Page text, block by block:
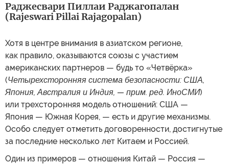
Раджесвари Пиллаи Раджагопалан
(Rajeswari Pillai Rajagopalan)
Хотя в центре внимания в азиатском регионе,
как правило, оказываются союзы с участием
американских партнеров — будь то «Четвёрка»
(Четырехсторонняя система безопасности: США,
Япония, Австралия и Индия, — прим. ред. ИноСМИ)
или трехсторонняя модель отношений: США —
Япония — Южная Корея, — есть и другие механизмы.
Особо следует отметить договоренности, достигнутые
за последние несколько лет Китаем и Россией.
Один из примеров — отношения Китай — Россия —